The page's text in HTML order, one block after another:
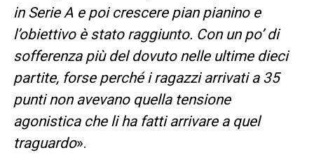
in Serie A e poi crescere pian pianino e
l’obiettivo è stato raggiunto. Con un po’ di
sofferenza più del dovuto nelle ultime dieci
partite, forse perché i ragazzi arrivati a 35
punti non avevano quella tensione
agonistica che li ha fatti arrivare a quel
traguardo».